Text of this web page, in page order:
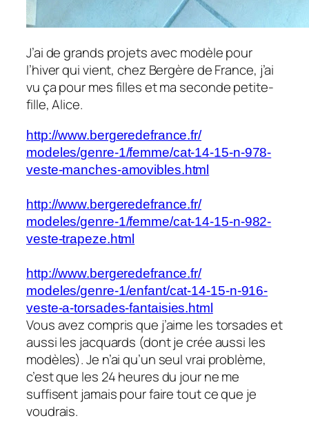
J’ai de grands projets avec modèle pour
l’hiver qui vient, chez Bergère de France, j’ai
vu ça pour mes filles et ma seconde petite-
fille, Alice.
http://www.bergeredefrance.fr/
modeles/genre-1/femme/cat-14-15-n-978-
veste-manches-amovibles.html
http://www.bergeredefrance.fr/
modeles/genre-1/femme/cat-14-15-n-982-
veste-trapeze.html
http://www.bergeredefrance.fr/
modeles/genre-1/enfant/cat-14-15-n-916-
veste-a-torsades-fantaisies.html
Vous avez compris que j’aime les torsades et
aussi les jacquards (dont je crée aussi les
modèles). Je n’ai qu’un seul vrai problème,
c’est que les 24 heures du jour ne me
suffisent jamais pour faire tout ce que je
voudrais.